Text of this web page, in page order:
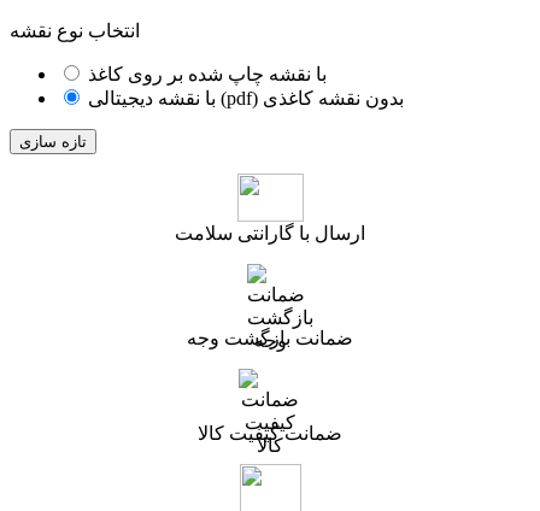
انتخاب نوع نقشه
با نقشه چاپ شده بر روی کاغذ
با نقشه دیجیتالی (pdf) بدون نقشه کاغذی
ارسال با گارانتی سلامت
ضمانت بازگشت وجه
ضمانت کیفیت کالا